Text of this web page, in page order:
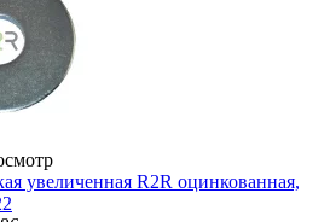
увеличенная R2R оцинкованная,